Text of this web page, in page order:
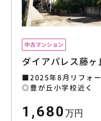
中古マンション
ダイアパレス藤ヶ
■2025年8月リフォ
◎豊が丘小学校近く
1,680万円